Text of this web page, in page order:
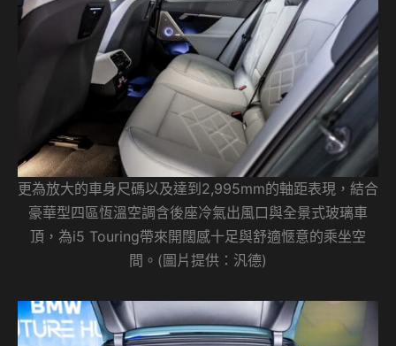
更為放大的車身尺碼以及達到2,995mm的軸距表現，結合
豪華型四區恆溫空調含後座冷氣出風口與全景式玻璃車
頂，為i5 Touring帶來開闊感十足與舒適愜意的乘坐空
間。(圖片提供：汎德)